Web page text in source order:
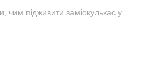
чим підживити заміокулькас у